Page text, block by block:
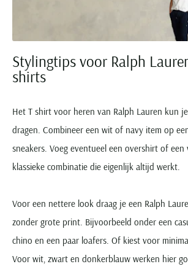
Stylingtips voor Ralph
shirts
Het T shirt voor heren van Ralph Lauren kun
dragen. Combineer een wit of navy item op
sneakers. Voeg eventueel een overshirt of
klassieke combinatie die eigenlijk altijd werkt.
Voor een nettere look draag je een Ralph
zonder grote print. Bijvoorbeeld onder een
chino en een paar loafers. Of kiest voor
Voor wit, zwart en donkerblauw werken hier